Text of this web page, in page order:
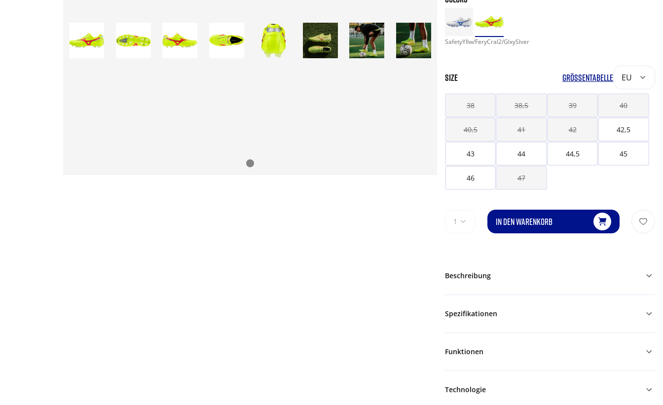
SafetyYllw/FeryCral2/GlxySlver
SIZE GRÖSSENTABELLE EU
38 38,5 39 40
40,5 41 42 42,5
43 44 44,5 45
46 47
1 IN DEN WARENKORB
Beschreibung
Spezifikationen
Funktionen
Technologie